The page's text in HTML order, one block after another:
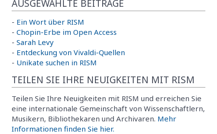
AUSGEWÄHLTE BEITRÄGE
- Ein Wort über RISM
- Chopin-Erbe im Open Access
- Sarah Levy
- Entdeckung von Vivaldi-Quellen
- Unikate suchen in RISM
TEILEN SIE IHRE NEUIGKEITEN MIT RISM
Teilen Sie Ihre Neuigkeiten mit RISM und erreichen Sie
eine internationale Gemeinschaft von Wissenschaftlern,
Musikern, Bibliothekaren und Archivaren. Mehr
Informationen finden Sie hier.